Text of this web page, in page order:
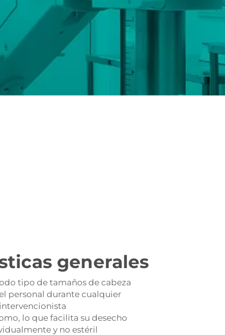
generales
tipo de tamaños de cabeza
personal durante cualquier
lo que facilita su desecho
y no estéril